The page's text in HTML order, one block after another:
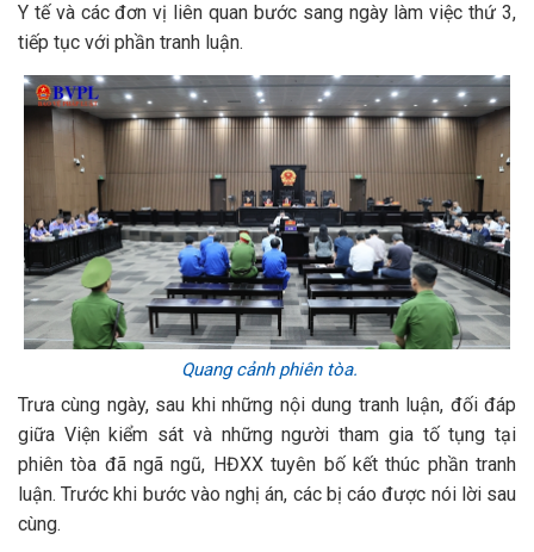
Y tế và các đơn vị liên quan bước sang ngày làm việc thứ 3,
tiếp tục với phần tranh luận.
Quang cảnh phiên tòa.
Trưa cùng ngày, sau khi những nội dung tranh luận, đối đáp
giữa Viện kiểm sát và những người tham gia tố tụng tại
phiên tòa đã ngã ngũ, HĐXX tuyên bố kết thúc phần tranh
luận. Trước khi bước vào nghị án, các bị cáo được nói lời sau
cùng.